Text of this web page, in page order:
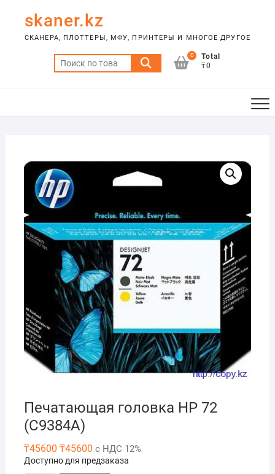
content
skaner.kz
СКАНЕРА, ПЛОТТЕРЫ, МФУ, ПРИНТЕРЫ И МНОГОЕ ДРУГОЕ
Искать:
0
Total
₸0
Печатающая головка HP 72
(C9384A)
₸45600 ₸45600 с НДС 12%
Доступно для предзаказа